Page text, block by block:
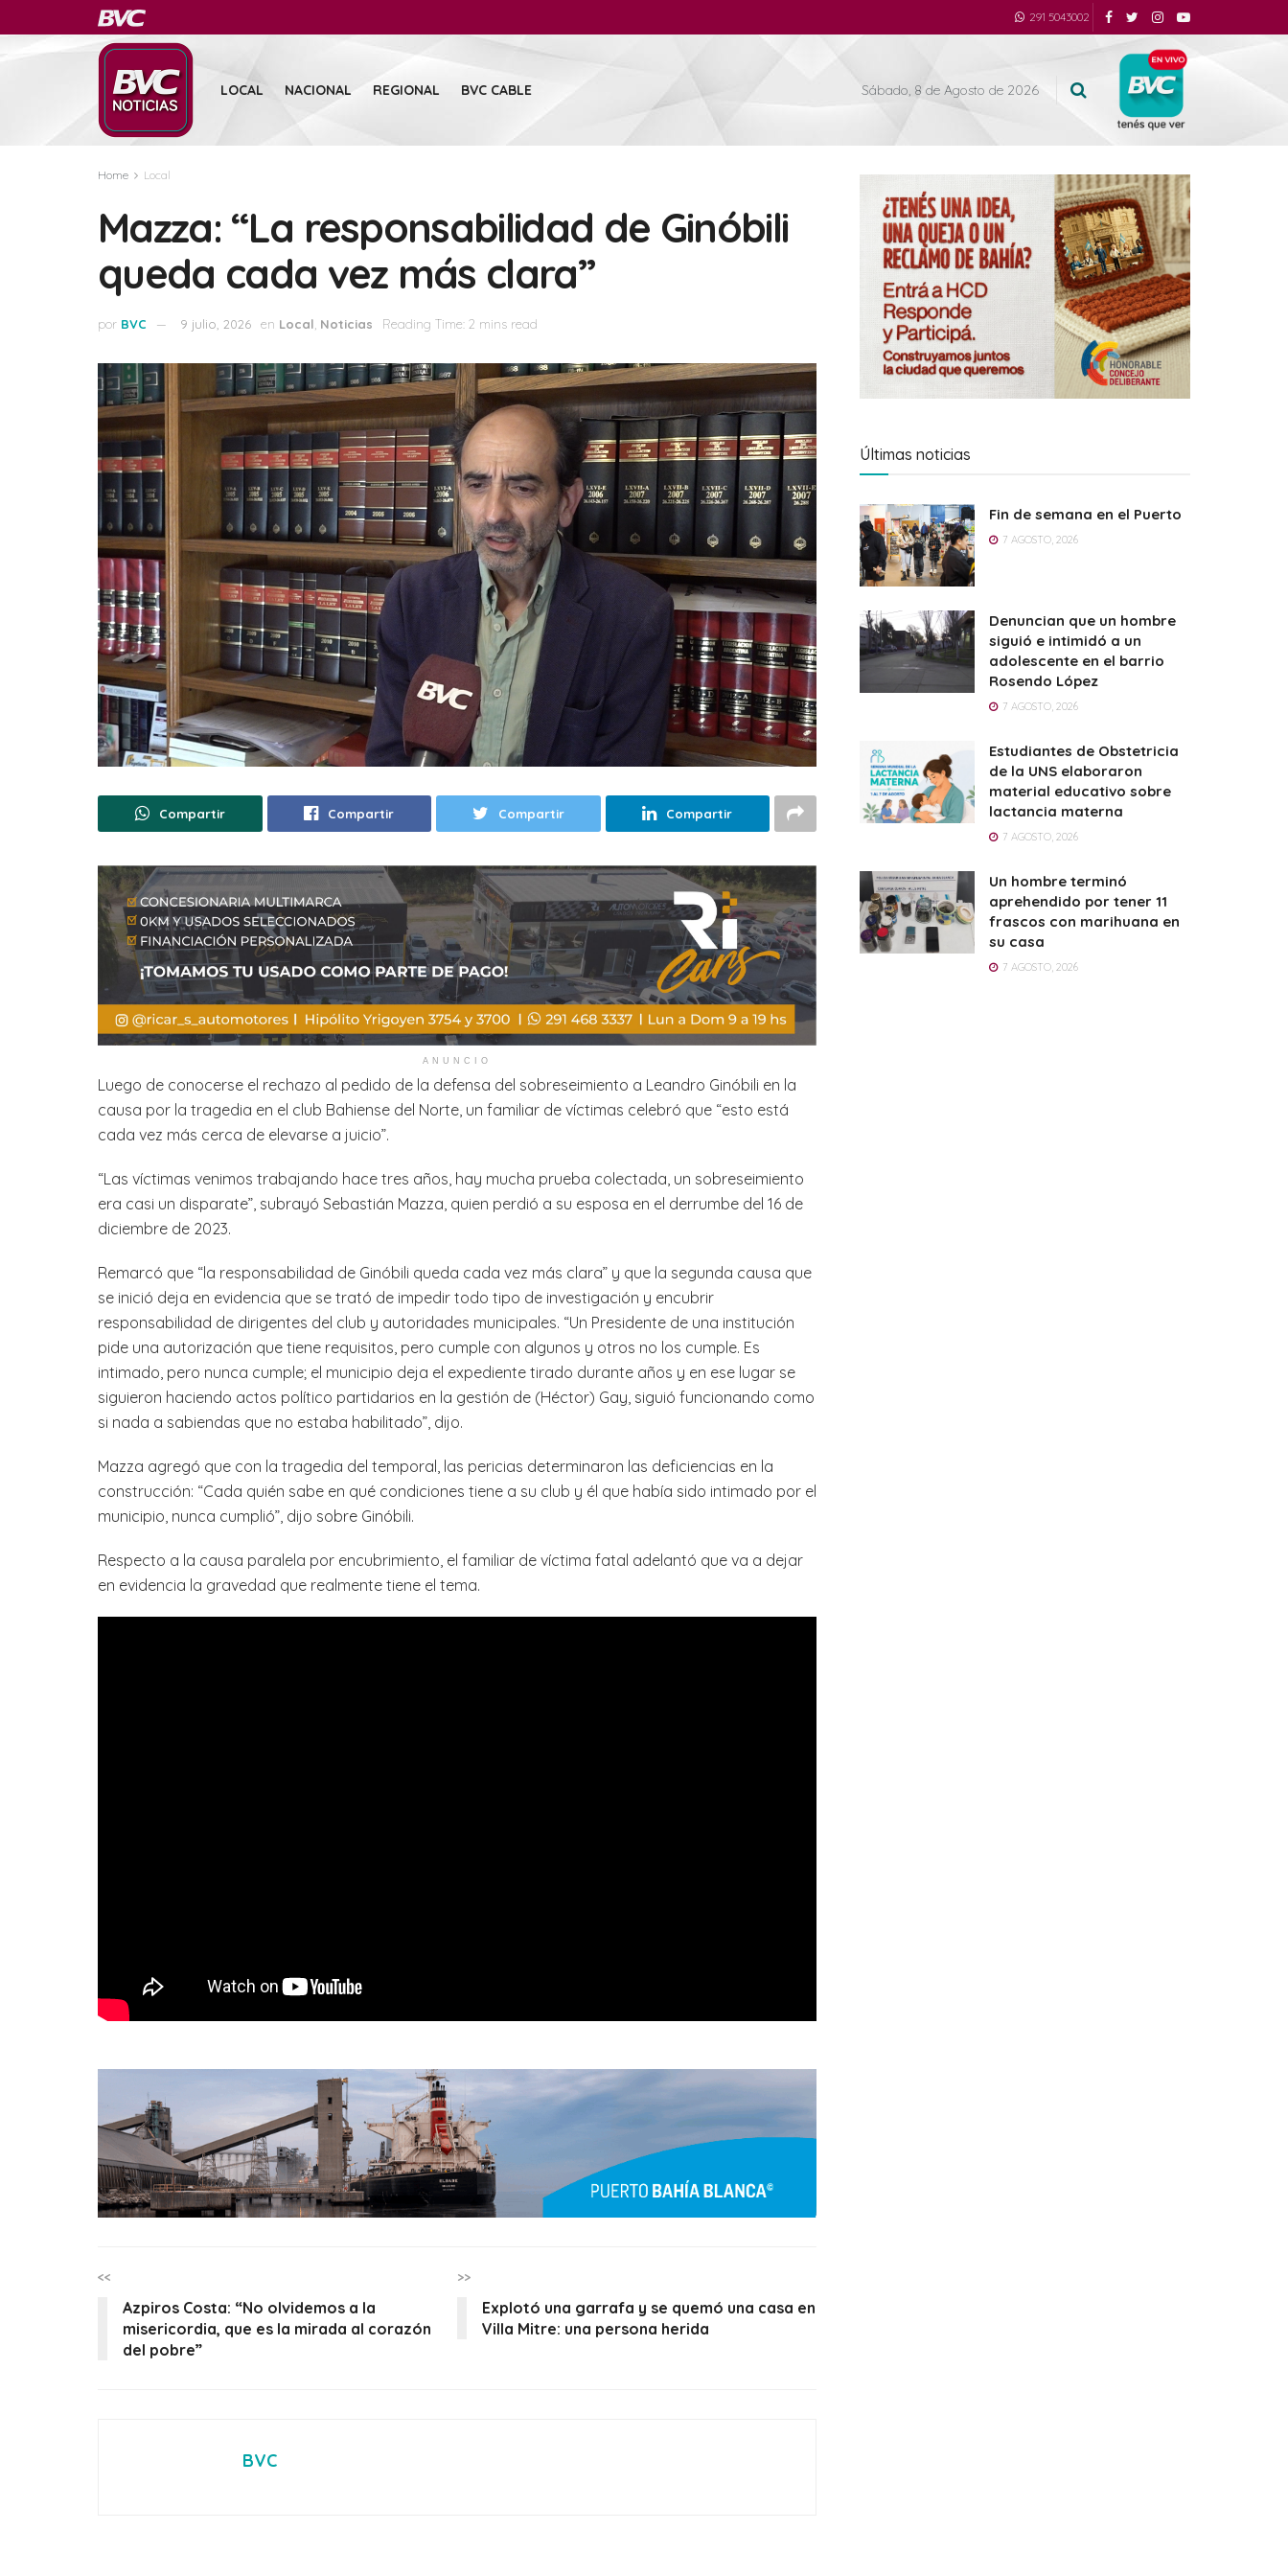
291 5043002
LOCAL NACIONAL REGIONAL BVC CABLE Sábado, 8 de Agosto de 2026
Home Local
Mazza: “La responsabilidad de Ginóbili
queda cada vez más clara”
por BVC 9 julio, 2026 en Local Noticias Reading Time: 2 mins read
Compartir Compartir Compartir Compartir
ANUNCIO
Luego de conocerse el rechazo al pedido de la defensa del sobreseimiento a Leandro Ginóbili en la
causa por la tragedia en el club Bahiense del Norte, un familiar de víctimas celebró que “esto está
cada vez más cerca de elevarse a juicio”.
“Las víctimas venimos trabajando hace tres años, hay mucha prueba colectada, un sobreseimiento
era casi un disparate”, subrayó Sebastián Mazza, quien perdió a su esposa en el derrumbe del 16 de
diciembre de 2023.
Remarcó que “la responsabilidad de Ginóbili queda cada vez más clara” y que la segunda causa que
se inició deja en evidencia que se trató de impedir todo tipo de investigación y encubrir
responsabilidad de dirigentes del club y autoridades municipales. “Un Presidente de una institución
pide una autorización que tiene requisitos, pero cumple con algunos y otros no los cumple. Es
intimado, pero nunca cumple; el municipio deja el expediente tirado durante años y en ese lugar se
siguieron haciendo actos político partidarios en la gestión de (Héctor) Gay, siguió funcionando como
si nada a sabiendas que no estaba habilitado”, dijo.
Mazza agregó que con la tragedia del temporal, las pericias determinaron las deficiencias en la
construcción: “Cada quién sabe en qué condiciones tiene a su club y él que había sido intimado por el
municipio, nunca cumplió”, dijo sobre Ginóbili.
Respecto a la causa paralela por encubrimiento, el familiar de víctima fatal adelantó que va a dejar
en evidencia la gravedad que realmente tiene el tema.
<<
Azpiros Costa: “No olvidemos a la
misericordia, que es la mirada al corazón
del pobre”
>>
Explotó una garrafa y se quemó una casa en
Villa Mitre: una persona herida
BVC
Últimas noticias
Fin de semana en el Puerto
7 AGOSTO, 2026
Denuncian que un hombre
siguió e intimidó a un
adolescente en el barrio
Rosendo López
7 AGOSTO, 2026
Estudiantes de Obstetricia
de la UNS elaboraron
material educativo sobre
lactancia materna
7 AGOSTO, 2026
Un hombre terminó
aprehendido por tener 11
frascos con marihuana en
su casa
7 AGOSTO, 2026